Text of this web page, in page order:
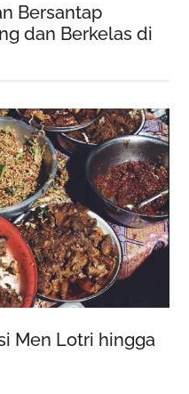
Bersantap
dan Berkelas di
Men Lotri hingga